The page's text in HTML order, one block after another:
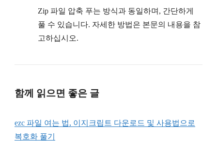
Zip 파일 압축 푸는 방식과 동일하며, 간단하게
풀 수 있습니다. 자세한 방법은 본문의 내용을 참
고하십시오.
함께 읽으면 좋은 글
ezc 파일 여는 법, 이지크립트 다운로드 및 사용법으로
복호화 풀기